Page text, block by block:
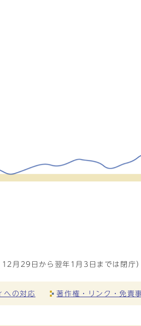
月29日から翌年1月3日までは閉庁）
への対応 著作権・リンク・免責